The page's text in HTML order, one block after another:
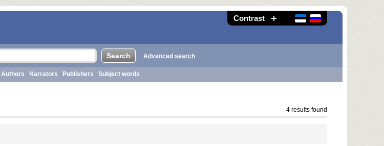
Contrast
Advanced search
Authors Narrators Publishers Subject words
4 results found